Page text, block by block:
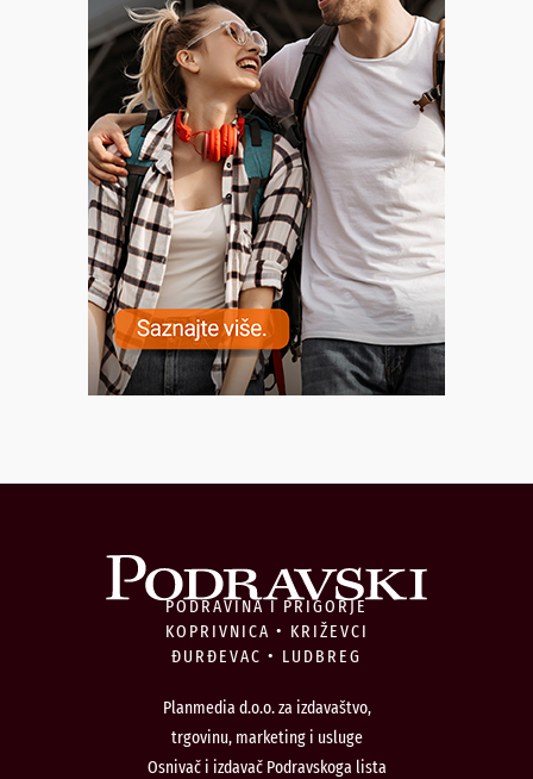
PODRAVINA I PRIGORJE
KOPRIVNICA • KRIŽEVCI
ĐURĐEVAC • LUDBREG
Planmedia d.o.o. za izdavaštvo,
trgovinu, marketing i usluge
Osnivač i izdavač Podravskoga lista